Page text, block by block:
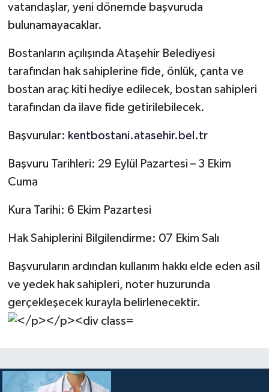
vatandaşlar, yeni dönemde başvuruda
bulunamayacaklar.
Bostanların açılışında Ataşehir Belediyesi
tarafından hak sahiplerine fide, önlük, çanta ve
bostan araç kiti hediye edilecek, bostan sahipleri
tarafından da ilave fide getirilebilecek.
Başvurular: kentbostani.atasehir.bel.tr
Başvuru Tarihleri: 29 Eylül Pazartesi – 3 Ekim
Cuma
Kura Tarihi: 6 Ekim Pazartesi
Hak Sahiplerini Bilgilendirme: 07 Ekim Salı
Başvuruların ardından kullanım hakkı elde eden asil
ve yedek hak sahipleri, noter huzurunda
gerçekleşecek kurayla belirlenecektir.